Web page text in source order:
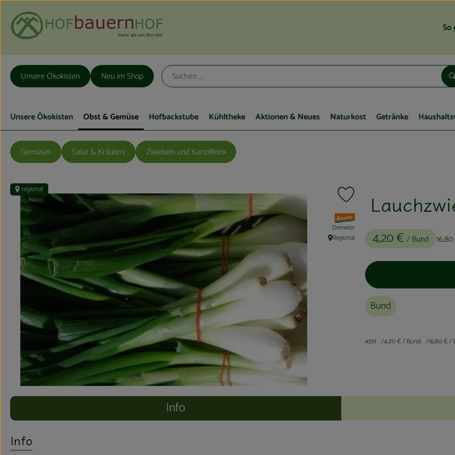
So
Unsere Ökokisten Neu im Shop
Unsere Ökokisten Obst & Gemüse Hofbackstube Kühltheke Aktionen & Neues Naturkost Getränke
Gemüse Salat & Kräuter Zwiebeln und Kartoffeln
4,20 € / Bund
regional
Produkt zu Favouriten hinzufügen
, Verband:
Demeter
, Herkunft:
Regional
Bund
#391 4,20 €/ Bund 16,80 €/
Info
Info